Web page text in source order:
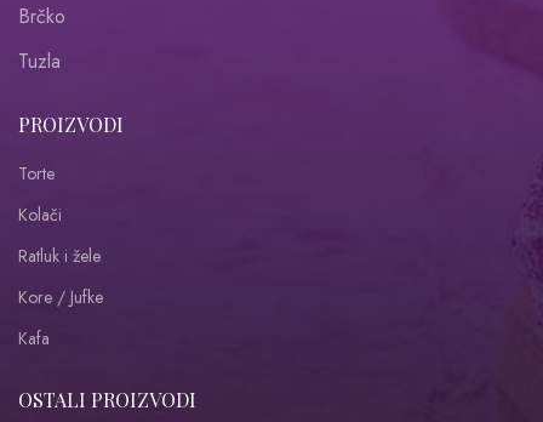
Brčko
Tuzla
PROIZVODI
Torte
Kolači
Ratluk i žele
Kore / Jufke
Kafa
OSTALI PROIZVODI